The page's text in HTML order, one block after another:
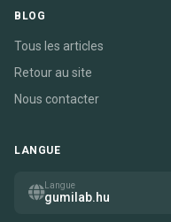
BLOG
Tous les articles
Retour au site
Nous contacter
LANGUE
Langue
gumilab.hu